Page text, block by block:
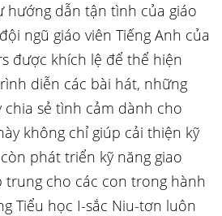
hướng dẫn tận tình của giáo
ngũ giáo viên Tiếng Anh của
được khích lệ để thể hiện
diễn các bài hát, những
chia sẻ tình cảm dành cho
không chỉ giúp cải thiện kỹ
phát triển kỹ năng giao
trung cho các con trong hành
Tiểu học I-sắc Niu-tơn luôn